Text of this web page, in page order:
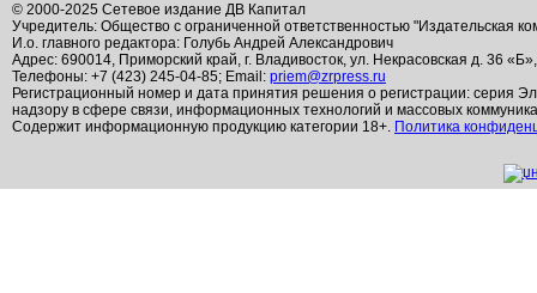
© 2000-2025 Сетевое издание ДВ Капитал
Учредитель: Общество с ограниченной ответственностью "Издательская
И.о. главного редактора: Голубь Андрей Александрович
Адрес: 690014, Приморский край, г. Владивосток, ул. Некрасовская д. 36
Телефоны: +7 (423) 245-04-85; Email: priem@zrpress.ru
Регистрационный номер и дата принятия решения о регистрации: серия
надзору в сфере связи, информационных технологий и массовых
Содержит информационную продукцию категории 18+. Политика